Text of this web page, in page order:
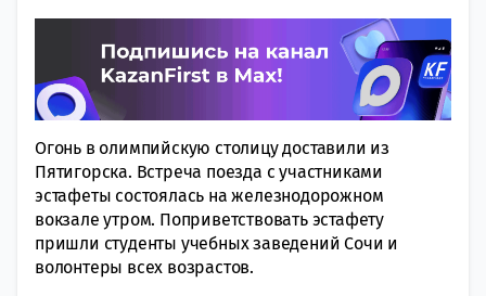
Огонь в олимпийскую столицу доставили из
Пятигорска. Встреча поезда с участниками
эстафеты состоялась на железнодорожном
вокзале утром. Поприветствовать эстафету
пришли студенты учебных заведений Сочи и
волонтеры всех возрастов.